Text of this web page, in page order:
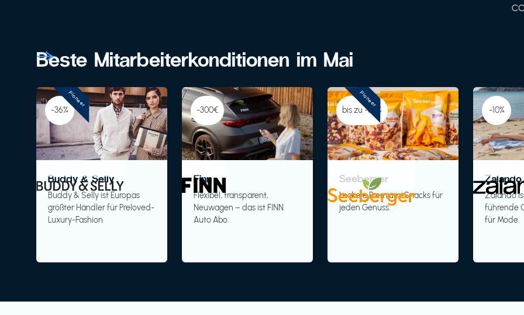
Beste Mitarbeiterkonditionen im Mai
-36%
Buddy & Selly
Buddy & Selly ist Europas
größter Händler für Preloved-
Luxury-Fashion
Pioneer
-300€
Finn
Flexibel, transparent,
Neuwagen – das ist FINN
Auto Abo.
bis zu -30%
Seeberger
Leckere Premium-Snacks für
jeden Genuss.
Pioneer
-10%
Zalando
führende
für Mode.